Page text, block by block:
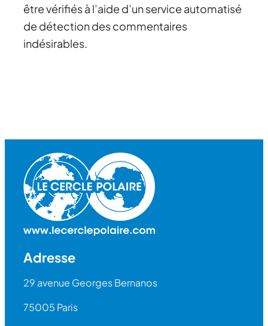
être vérifiés à l’aide d’un service automatisé
de détection des commentaires
indésirables.
Adresse
29 avenue Georges Bernanos
75005 Paris